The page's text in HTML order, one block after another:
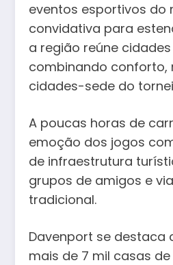
eventos esportivos do
convidativa para
a região reúne cidades
combinando conforto,
cidades-sede do
A poucas horas de
emoção dos jogos
de infraestrutura
grupos de amigos e
tradicional.
Davenport se destaca
mais de 7 mil casas